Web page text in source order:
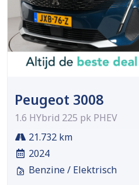
Peugeot 3008
1.6 HYbrid 225 pk PHEV
21.732 km
2024
Benzine / Elektrisch